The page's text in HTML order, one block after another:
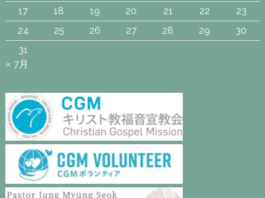
17
18 19 20 21 22
23
24
25 26 27 28 29
30
31
« 7月